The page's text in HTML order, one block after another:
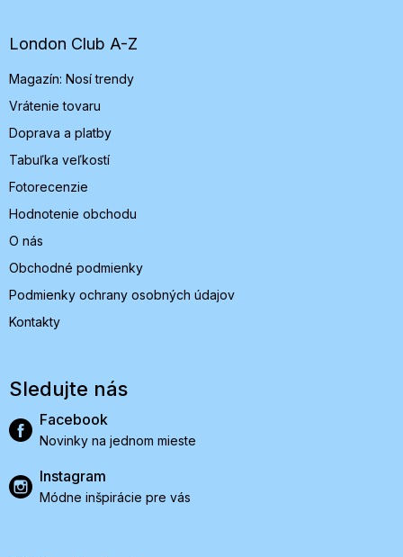
e
London Club A-Z
Magazín: Nosí trendy
Vrátenie tovaru
Doprava a platby
Tabuľka veľkostí
Fotorecenzie
Hodnotenie obchodu
O nás
Obchodné podmienky
Podmienky ochrany osobných údajov
Kontakty
Sledujte nás
Facebook
Novinky na jednom mieste
Instagram
Módne inšpirácie pre vás